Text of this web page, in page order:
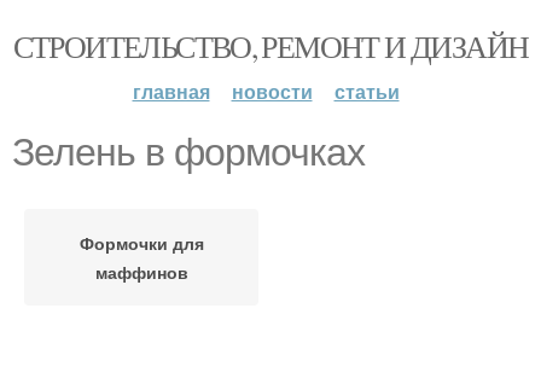
СТРОИТЕЛЬСТВО, РЕМОНТ И ДИЗАЙН
главная новости статьи
Зелень в формочках
Формочки для
маффинов